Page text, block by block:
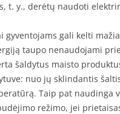
t. y., derėtų naudoti
gyventojams gali kelti
taupo nenaudojami
šaldytus maisto
nuo jų sklindantis
Taip pat naudinga
režimo, jei